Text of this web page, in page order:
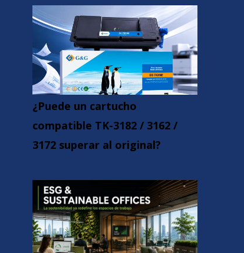
¿Puede un cartucho
compatible TK-3182 / 3162 /
3172 superar al original?